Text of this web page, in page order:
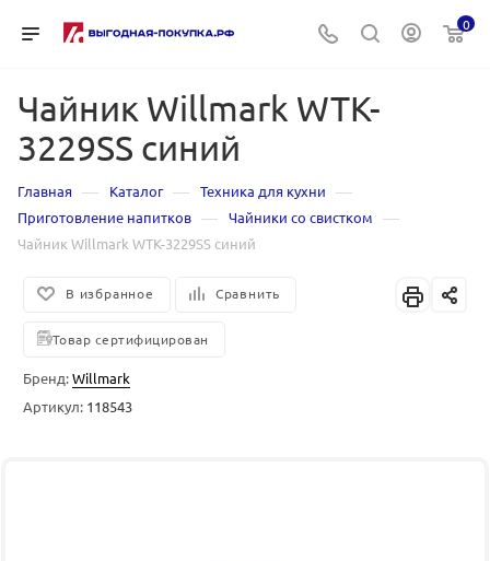
0
Чайник Willmark WTK-
3229SS синий
Главная — Каталог — Техника для кухни —
Приготовление напитков — Чайники со свистком —
Чайник Willmark WTK-3229SS синий
В избранное Сравнить
Товар сертифицирован
Бренд:Willmark
Артикул: 118543